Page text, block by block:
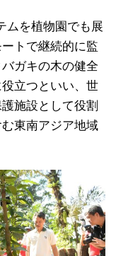
ムを植物園でも展
トで継続的に監
ガキの木の健全
立つといい、世
施設として役割
東南アジア地域